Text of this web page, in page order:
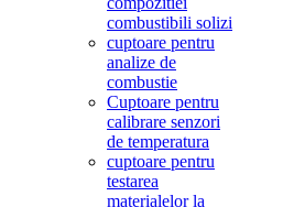
combustibili solizi
cuptoare pentru
analize de
combustie
Cuptoare pentru
calibrare senzori
de temperatura
cuptoare pentru
testarea
materialelor la